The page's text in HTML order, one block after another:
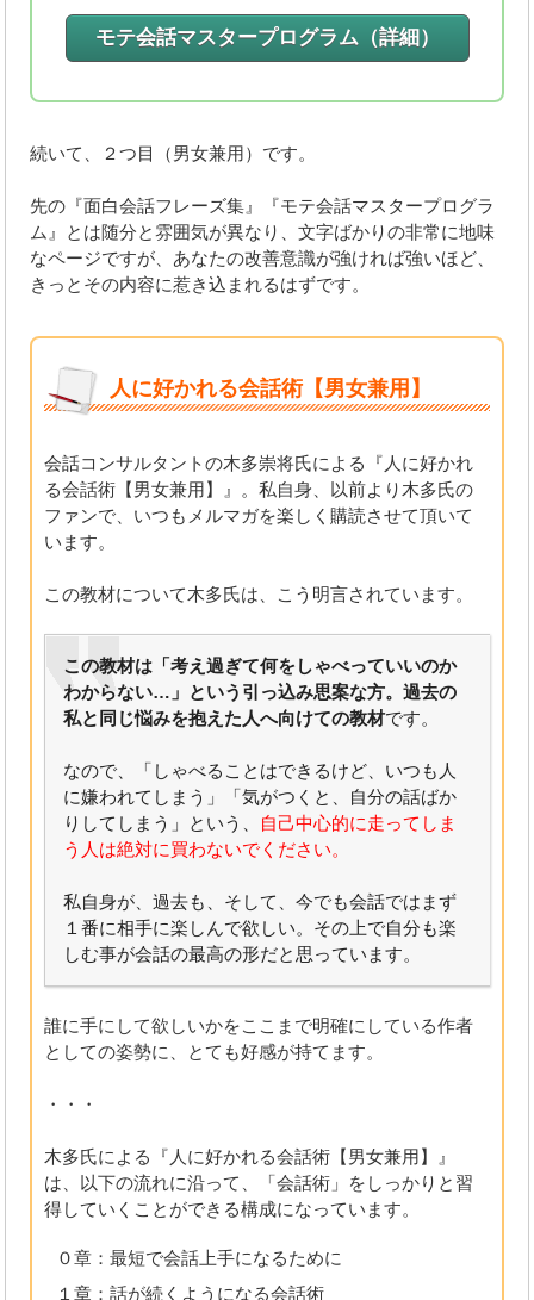
モテ会話マスタープログラム（詳細）
続いて、２つ目（男女兼用）です。
先の『面白会話フレーズ集』『モテ会話マスタープログラ
ム』とは随分と雰囲気が異なり、文字ばかりの非常に地味
なページですが、あなたの改善意識が強ければ強いほど、
きっとその内容に惹き込まれるはずです。
人に好かれる会話術【男女兼用】
会話コンサルタントの木多崇将氏による『人に好かれ
る会話術【男女兼用】』。私自身、以前より木多氏の
ファンで、いつもメルマガを楽しく購読させて頂いて
います。
この教材について木多氏は、こう明言されています。
この教材は「考え過ぎて何をしゃべっていいのか
わからない…」という引っ込み思案な方。過去の
私と同じ悩みを抱えた人へ向けての教材です。
なので、「しゃべることはできるけど、いつも人
に嫌われてしまう」「気がつくと、自分の話ばか
りしてしまう」という、 自己中心的に走ってしま
う人は絶対に買わないでください。
私自身が、過去も、そして、今でも会話ではまず
１番に相手に楽しんで欲しい。その上で自分も楽
しむ事が会話の最高の形だと思っています。
誰に手にして欲しいかをここまで明確にしている作者
としての姿勢に、とても好感が持てます。
・・・
木多氏による『人に好かれる会話術【男女兼用】』
は、以下の流れに沿って、「会話術」をしっかりと習
得していくことができる構成になっています。
０章：最短で会話上手になるために
１章：話が続くようになる会話術